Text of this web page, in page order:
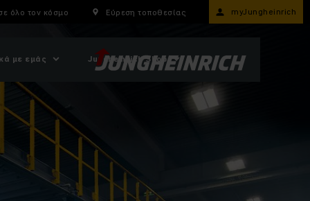
όλο τον κόσμο Εύρεση τοποθεσίας myJungheinrich
με εμάς Jungheinrich Shop